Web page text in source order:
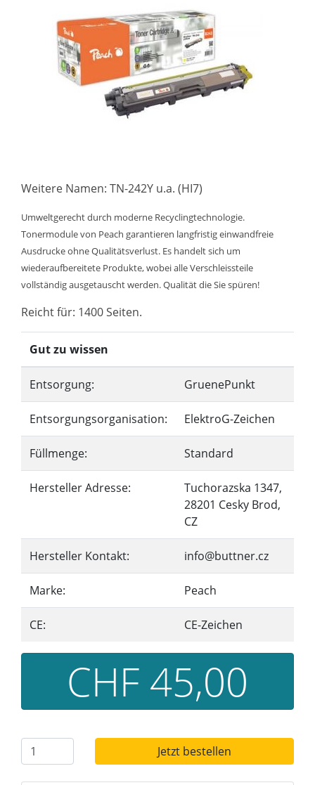
Weitere Namen: TN-242Y u.a. (HI7)
Umweltgerecht durch moderne Recyclingtechnologie.
Tonermodule von Peach garantieren langfristig einwandfreie
Ausdrucke ohne Qualitätsverlust. Es handelt sich um
wiederaufbereitete Produkte, wobei alle Verschleissteile
vollständig ausgetauscht werden. Qualität die Sie spüren!
Reicht für: 1400 Seiten.
Gut zu wissen
Entsorgung: GruenePunkt
Entsorgungsorganisation: ElektroG-Zeichen
Füllmenge: Standard
Hersteller Adresse:
Tuchorazska 1347,
28201 Cesky Brod,
CZ
Hersteller Kontakt: info@buttner.cz
Marke: Peach
CE: CE-Zeichen
CHF 45,00
Jetzt bestellen